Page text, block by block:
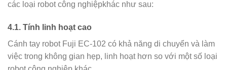
các loại robot công nghiệpkhác như sau:
4.1. Tính linh hoạt cao
Cánh tay robot Fuji EC-102 có khả năng di chuyển và làm
việc trong không gian hẹp, linh hoạt hơn so với một số loại